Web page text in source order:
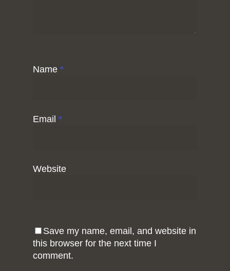
Name *
Email *
Website
Save my name, email, and website in
this browser for the next time I
comment.